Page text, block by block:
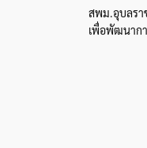
สพม.อุบลรา
เพื่อพัฒนาก